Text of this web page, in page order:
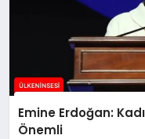
Emine Erdoğan:
Önemli